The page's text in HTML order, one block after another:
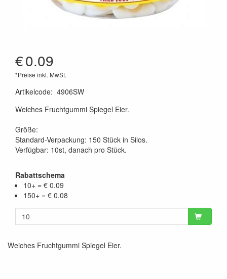
€0.09
*Preise inkl. MwSt.
Artikelcode: 4906SW
Weiches Fruchtgummi Spiegel Eier.
Größe:
Standard-Verpackung: 150 Stück in Silos.
Verfügbar: 10st, danach pro Stück.
Rabattschema
10+ = € 0.09
150+ = € 0.08
Weiches Fruchtgummi Spiegel Eier.